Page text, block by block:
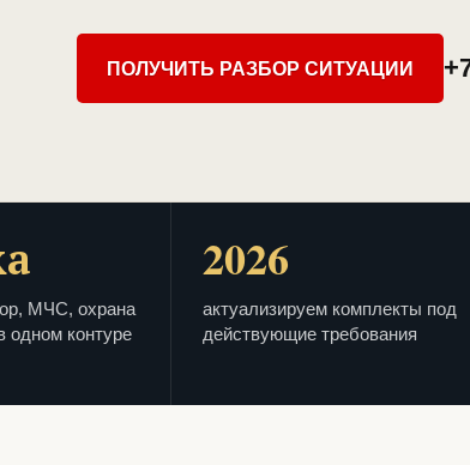
ПОЛУЧИТЬ РАЗБОР СИТУАЦИИ
МЧС, охрана
одном контуре
2026
актуализируем комплекты под
действующие требования